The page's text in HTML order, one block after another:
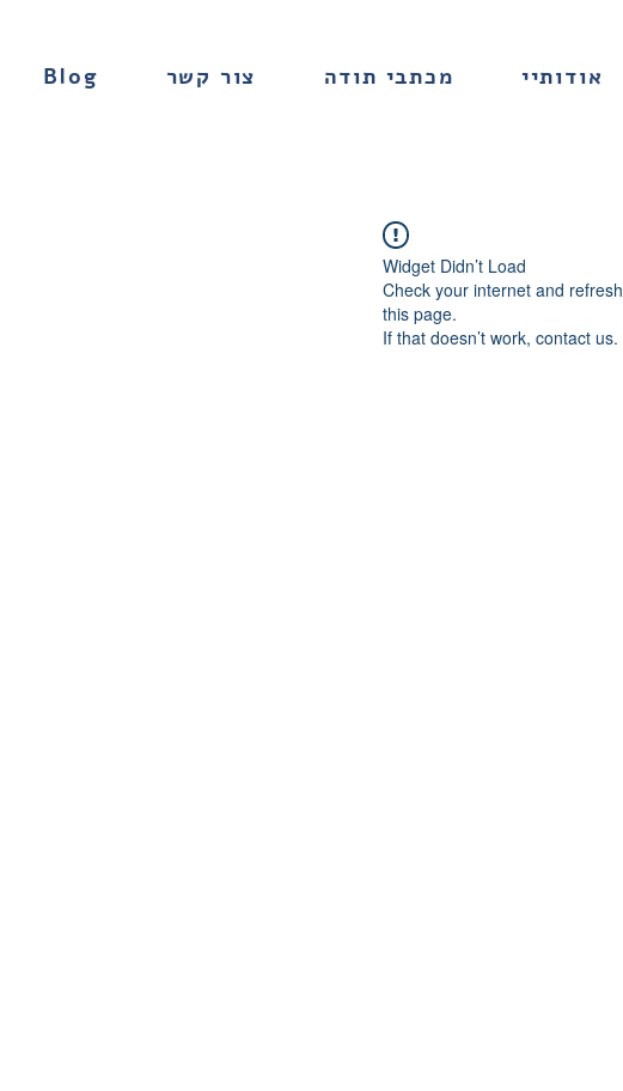
אודותיי מכתבי תודה צור קשר Blog
Widget Didn’t Load
Check your internet and refresh
this page.
If that doesn’t work, contact us.